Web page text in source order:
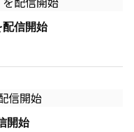
信開始
開始